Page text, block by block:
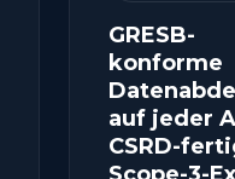
GRESB-
konforme
auf jeder
CSRD-